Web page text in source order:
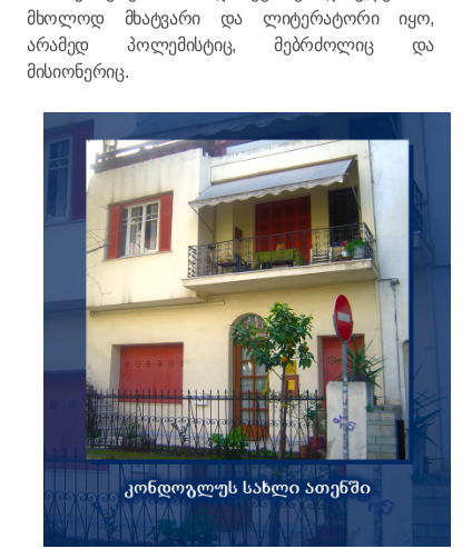
მხოლოდ მხატვარი და ლიტერატორი იყო,
არამედ პოლემისტიც, მებრძოლიც და
მისიონერიც.